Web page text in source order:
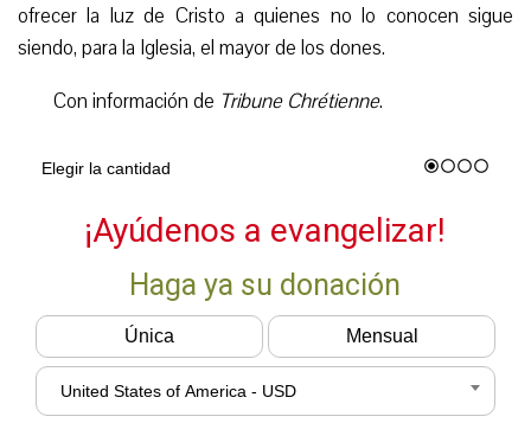
ofrecer la luz de Cristo a quienes no lo conocen sigue
siendo, para la Iglesia, el mayor de los dones.
Con información de Tribune Chrétienne.